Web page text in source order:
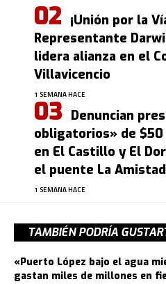
¡Unión por la
Representante
lidera alianza en el
Villavicencio
1 SEMANA HACE
Denuncian
obligatorios» de
en El Castillo y El
el puente La Amistad
1 SEMANA HACE
TAMBIÉN PODRÍA
«Puerto López bajo el agua
gastan miles de millones en